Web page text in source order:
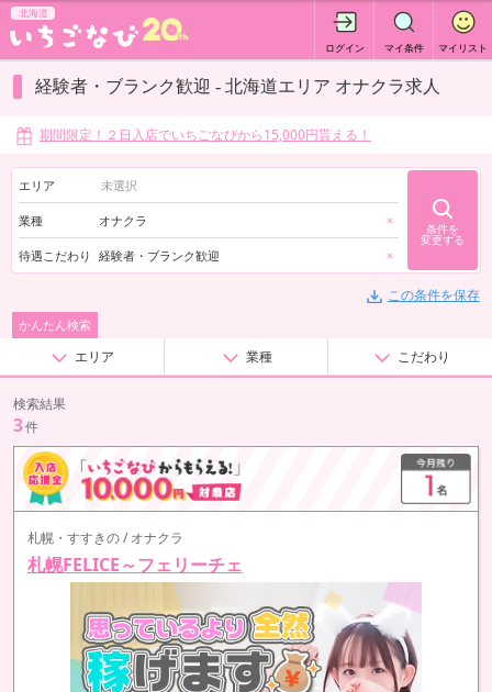
北海道
ログイン マイ条件 マイリスト
経験者・ブランク歓迎 - 北海道エリア オナクラ求人
期間限定！２日入店でいちごなびから15,000円貰える！
エリア
業種 オナクラ ×
待遇こだわり 経験者・ブランク歓迎 ×
条件を
変更する
この条件を保存
かんたん検索
エリア 業種 こだわり
検索結果
3件
札幌・すすきの / オナクラ
札幌FELICE～フェリーチェ